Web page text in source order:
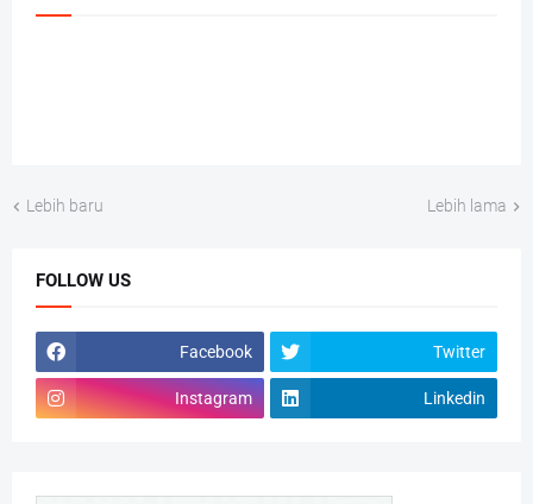
Lebih baru Lebih lama
FOLLOW US
Facebook Twitter
Instagram Linkedin